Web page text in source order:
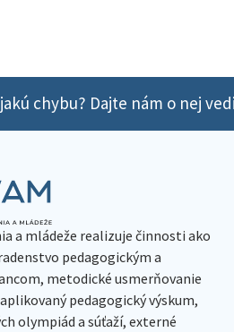
chybu? Dajte nám o nej
a mládeže realizuje činnosti ako
pedagogickým a
metodické usmerňovanie
pedagogický výskum,
olympiád a súťaží, externé